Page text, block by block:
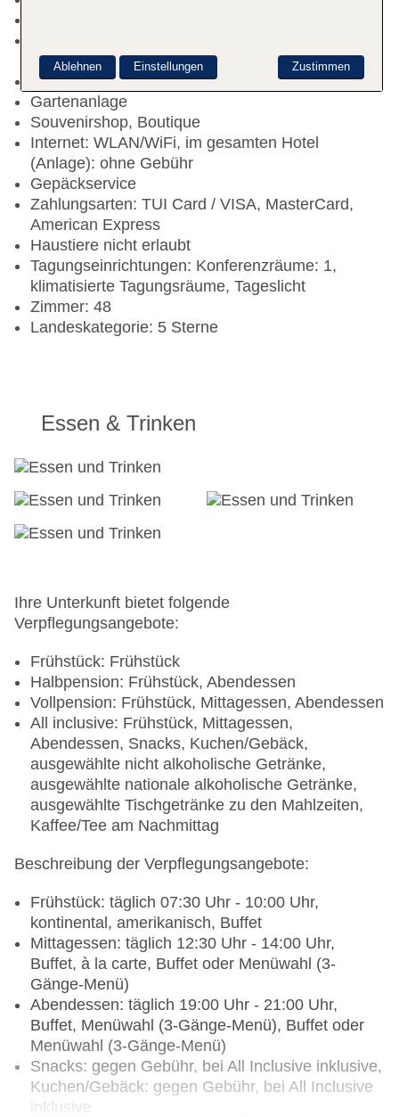
englisch
Gästebetreuung: Sprachen: englisch
Gartenanlage
Souvenirshop, Boutique
Internet: WLAN/WiFi, im gesamten Hotel
(Anlage): ohne Gebühr
Gepäckservice
Zahlungsarten: TUI Card / VISA, MasterCard,
American Express
Haustiere nicht erlaubt
Tagungseinrichtungen: Konferenzräume: 1,
klimatisierte Tagungsräume, Tageslicht
Zimmer: 48
Landeskategorie: 5 Sterne
Essen & Trinken
Ihre Unterkunft bietet folgende
Verpflegungsangebote:
Frühstück: Frühstück
Halbpension: Frühstück, Abendessen
Vollpension: Frühstück, Mittagessen, Abendessen
All inclusive: Frühstück, Mittagessen,
Abendessen, Snacks, Kuchen/Gebäck,
ausgewählte nicht alkoholische Getränke,
ausgewählte nationale alkoholische Getränke,
ausgewählte Tischgetränke zu den Mahlzeiten,
Kaffee/Tee am Nachmittag
Beschreibung der Verpflegungsangebote:
Frühstück: täglich 07:30 Uhr - 10:00 Uhr,
kontinental, amerikanisch, Buffet
Mittagessen: täglich 12:30 Uhr - 14:00 Uhr,
Buffet, à la carte, Buffet oder Menüwahl (3-
Gänge-Menü)
Abendessen: täglich 19:00 Uhr - 21:00 Uhr,
Buffet, Menüwahl (3-Gänge-Menü), Buffet oder
Menüwahl (3-Gänge-Menü)
Snacks: gegen Gebühr, bei All Inclusive inklusive,
Kuchen/Gebäck: gegen Gebühr, bei All Inclusive
inklusive
Zustimmen
Ablehnen Einstellungen